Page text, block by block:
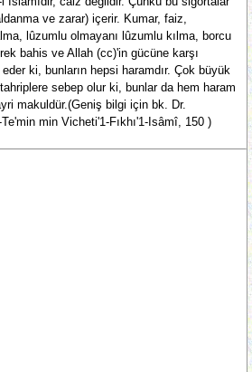
ve zarar) içerir. Kumar, faiz,
lûzumlu olmayanı lûzumlu kılma, borcu
bahis ve Allah (cc)'in gücüne karşı
ki, bunların hepsi haramdır. Çok büyük
sebep olur ki, bunlar da hem haram
makuldür.(Geniş bilgi için bk. Dr.
min Vicheti'1-Fıkhı'1-Isâmî, 150 )